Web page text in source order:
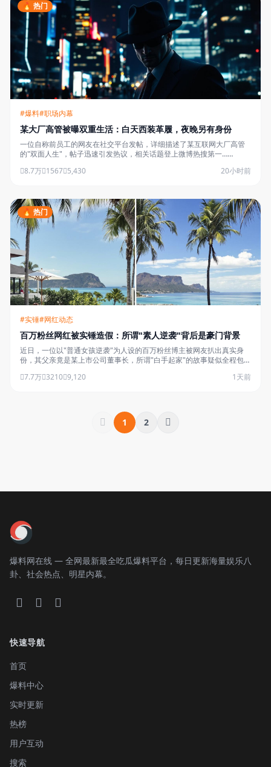
🔥 热门
#爆料#职场内幕
某大厂高管被曝双重生活：白天西装革履，夜晚另有身份
一位自称前员工的网友在社交平台发帖，详细描述了某互联网大厂高管
的"双面人生"，帖子迅速引发热议，相关话题登上微博热搜第一……
8.7万 1567 5,430 20小时前
🔥 热门
#实锤#网红动态
百万粉丝网红被实锤造假：所谓"素人逆袭"背后是豪门背景
近日，一位以"普通女孩逆袭"为人设的百万粉丝博主被网友扒出真实身
份，其父亲竟是某上市公司董事长，所谓"白手起家"的故事疑似全程包
7.7万 3210 9,120 1天前
1 2
爆料网在线 — 全网最新最全吃瓜爆料平台，每日更新海量娱乐八
卦、社会热点、明星内幕。
快速导航
首页
爆料中心
实时更新
热榜
用户互动
搜索